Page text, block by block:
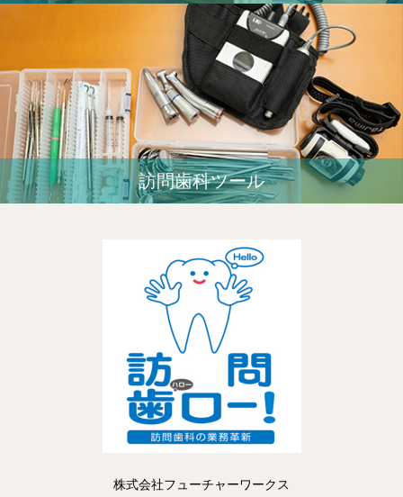
訪問歯科ツール
株式会社フューチャーワークス